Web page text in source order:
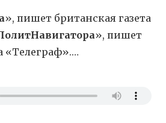
», пишет британская газета
», пишет
«Телеграф».…